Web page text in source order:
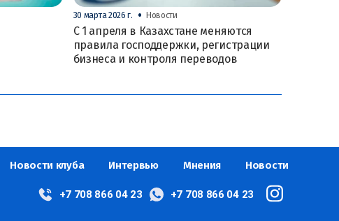
30 марта 2026 г. • Новости
С 1 апреля в Казахстане меняются
правила господдержки, регистрации
бизнеса и контроля переводов
Новости клуба Интервью Мнения Новости
+7 708 866 04 23 +7 708 866 04 23